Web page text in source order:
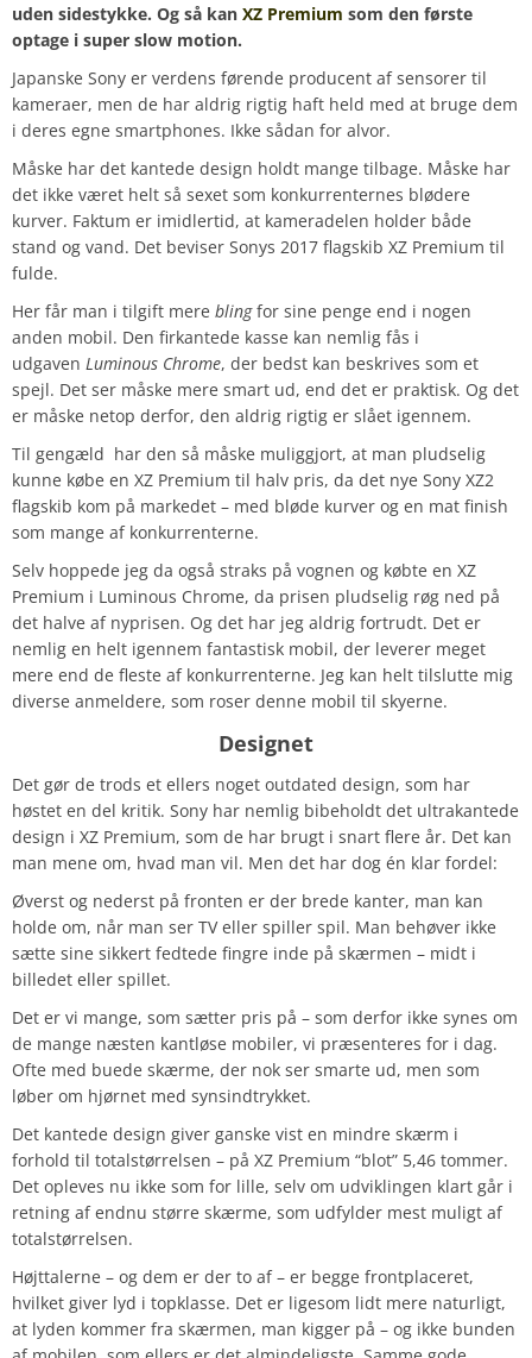
uden sidestykke. Og så kan XZ Premium som den første
optage i super slow motion.
Japanske Sony er verdens førende producent af sensorer til
kameraer, men de har aldrig rigtig haft held med at bruge dem
i deres egne smartphones. Ikke sådan for alvor.
Måske har det kantede design holdt mange tilbage. Måske har
det ikke været helt så sexet som konkurrenternes blødere
kurver. Faktum er imidlertid, at kameradelen holder både
stand og vand. Det beviser Sonys 2017 flagskib XZ Premium til
fulde.
Her får man i tilgift mere blingfor sine penge end i nogen
anden mobil. Den firkantede kasse kan nemlig fås i
udgaven Luminous Chrome, der bedst kan beskrives som et
spejl. Det ser måske mere smart ud, end det er praktisk. Og det
er måske netop derfor, den aldrig rigtig er slået igennem.
Til gengæld har den så måske muliggjort, at man pludselig
kunne købe en XZ Premium til halv pris, da det nye Sony XZ2
flagskib kom på markedet – med bløde kurver og en mat finish
som mange af konkurrenterne.
Selv hoppede jeg da også straks på vognen og købte en XZ
Premium i Luminous Chrome, da prisen pludselig røg ned på
det halve af nyprisen. Og det har jeg aldrig fortrudt. Det er
nemlig en helt igennem fantastisk mobil, der leverer meget
mere end de fleste af konkurrenterne. Jeg kan helt tilslutte mig
diverse anmeldere, som roser denne mobil til skyerne.
Designet
Det gør de trods et ellers noget outdated design, som har
høstet en del kritik. Sony har nemlig bibeholdt det ultrakantede
design i XZ Premium, som de har brugt i snart flere år. Det kan
man mene om, hvad man vil. Men det har dog én klar fordel:
Øverst og nederst på fronten er der brede kanter, man kan
holde om, når man ser TV eller spiller spil. Man behøver ikke
sætte sine sikkert fedtede fingre inde på skærmen – midt i
billedet eller spillet.
Det er vi mange, som sætter pris på – som derfor ikke synes om
de mange næsten kantløse mobiler, vi præsenteres for i dag.
Ofte med buede skærme, der nok ser smarte ud, men som
løber om hjørnet med synsindtrykket.
Det kantede design giver ganske vist en mindre skærm i
forhold til totalstørrelsen – på XZ Premium “blot” 5,46 tommer.
Det opleves nu ikke som for lille, selv om udviklingen klart går i
retning af endnu større skærme, som udfylder mest muligt af
totalstørrelsen.
Højttalerne – og dem er der to af – er begge frontplaceret,
hvilket giver lyd i topklasse. Det er ligesom lidt mere naturligt,
at lyden kommer fra skærmen, man kigger på – og ikke bunden